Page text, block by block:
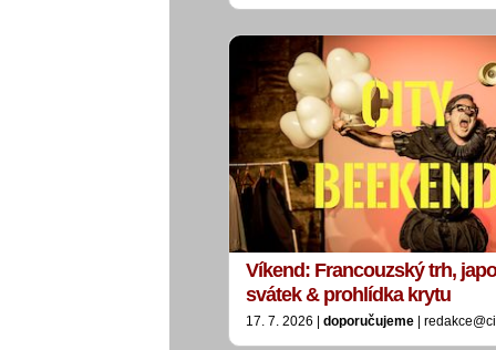
Víkend: Francouzský trh,
svátek & prohlídka krytu
17. 7. 2026 | doporučujeme |